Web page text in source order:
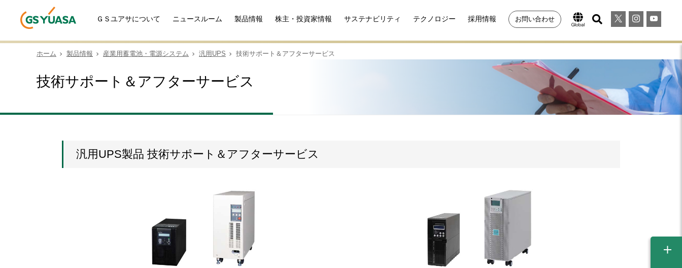
ＧＳユアサについて ニュースルーム 製品情報 株主・投資家情報 サステナビリティ テクノロジー 採用情報 お問い合わせ
ホーム 製品情報 産業用蓄電池・電源システム 汎用UPS 技術サポート＆アフターサービス
技術サポート＆アフターサービス
汎用UPS製品 技術サポート＆アフターサービス